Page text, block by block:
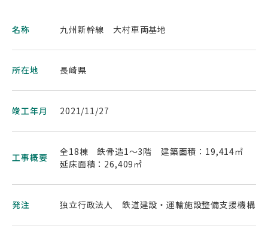
名称 九州新幹線 大村車両基地
所在地 長崎県
竣工年月 2021/11/27
工事概要
全18棟 鉄骨造1～3階 建築面積：19,414㎡
延床面積：26,409㎡
発注 独立行政法人 鉄道建設・運輸施設整備支援機構